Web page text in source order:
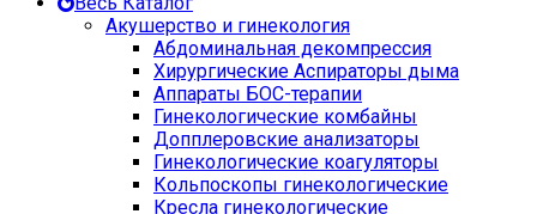
Акушерство и гинекология
Абдоминальная декомпрессия
Хирургические Аспираторы дыма
Аппараты БОС-терапии
Гинекологические комбайны
Допплеровские анализаторы
Гинекологические коагуляторы
Кольпоскопы гинекологические
Кресла гинекологические